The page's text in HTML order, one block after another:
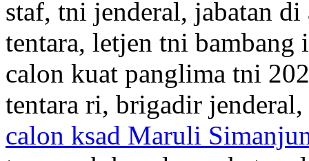
staf, tni jenderal, jabatan
tentara, letjen tni
calon kuat panglima tni
tentara ri, brigadir
calon ksad Maruli